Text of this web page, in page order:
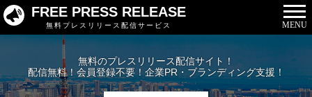
FREE PRESS RELEASE
無料プレスリリース配信サービス MENU
無料のプレスリリース配信サイト！
配信無料！会員登録不要！企業PR・ブランディング支援！